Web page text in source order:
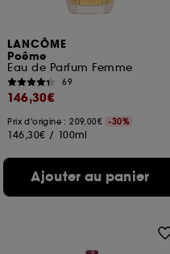
LANCÔME
Poême
Eau de Parfum Femme
69
146,30€
Prix d'origine : 209,00€ -30%
146,30€ / 100ml
Ajouter au panier